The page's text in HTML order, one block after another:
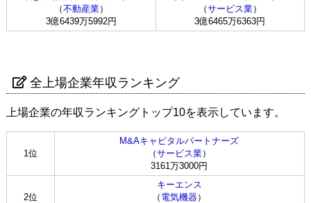
（不動産業）
3億6439万5992円
（サービス業）
3億6465万6363円
全上場企業年収ランキング
上場企業の年収ランキングトップ10を表示しています。
1位
M&Aキャピタルパートナーズ
（サービス業）
3161万3000円
2位
キーエンス
（ 電気機器）